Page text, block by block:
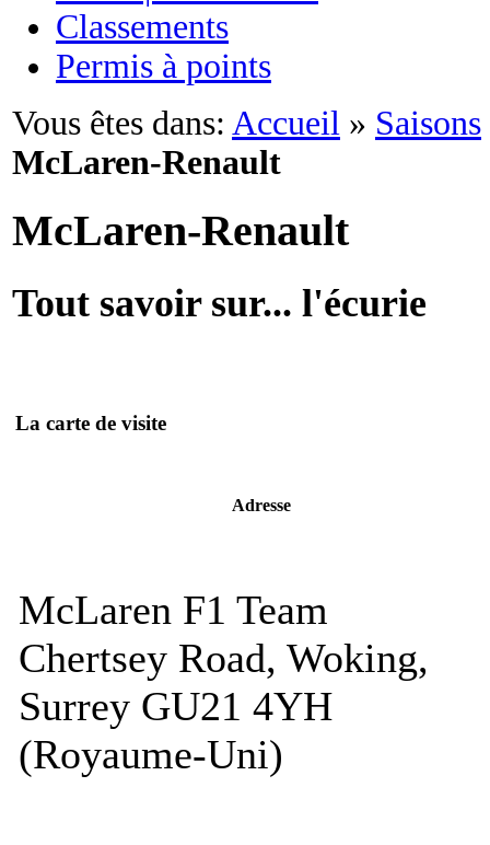
Classements
Permis à points
Vous êtes dans: Accueil » Saisons
McLaren-Renault
McLaren-Renault
Tout savoir sur... l'écurie
La carte de visite
Adresse
McLaren F1 Team
Chertsey Road, Woking,
Surrey GU21 4YH
(Royaume-Uni)